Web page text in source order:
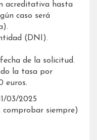
acreditativa hasta
caso será
(DNI).
de la solicitud.
la tasa por
euros.
03/2025
comprobar siempre)